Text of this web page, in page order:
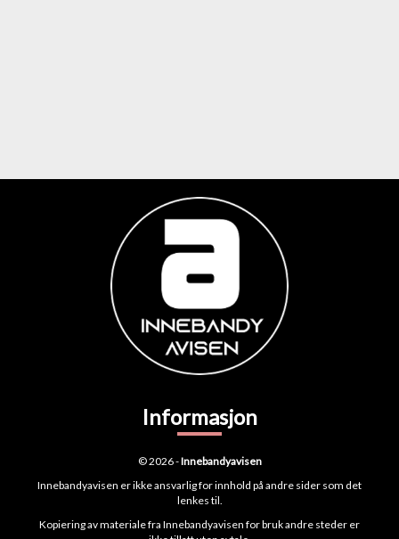
Informasjon
© 2026 -Innebandyavisen
Innebandyavisen er ikke ansvarlig for innhold på andre sider som det
lenkes til.
Kopiering av materiale fra Innebandyavisen for bruk andre steder er